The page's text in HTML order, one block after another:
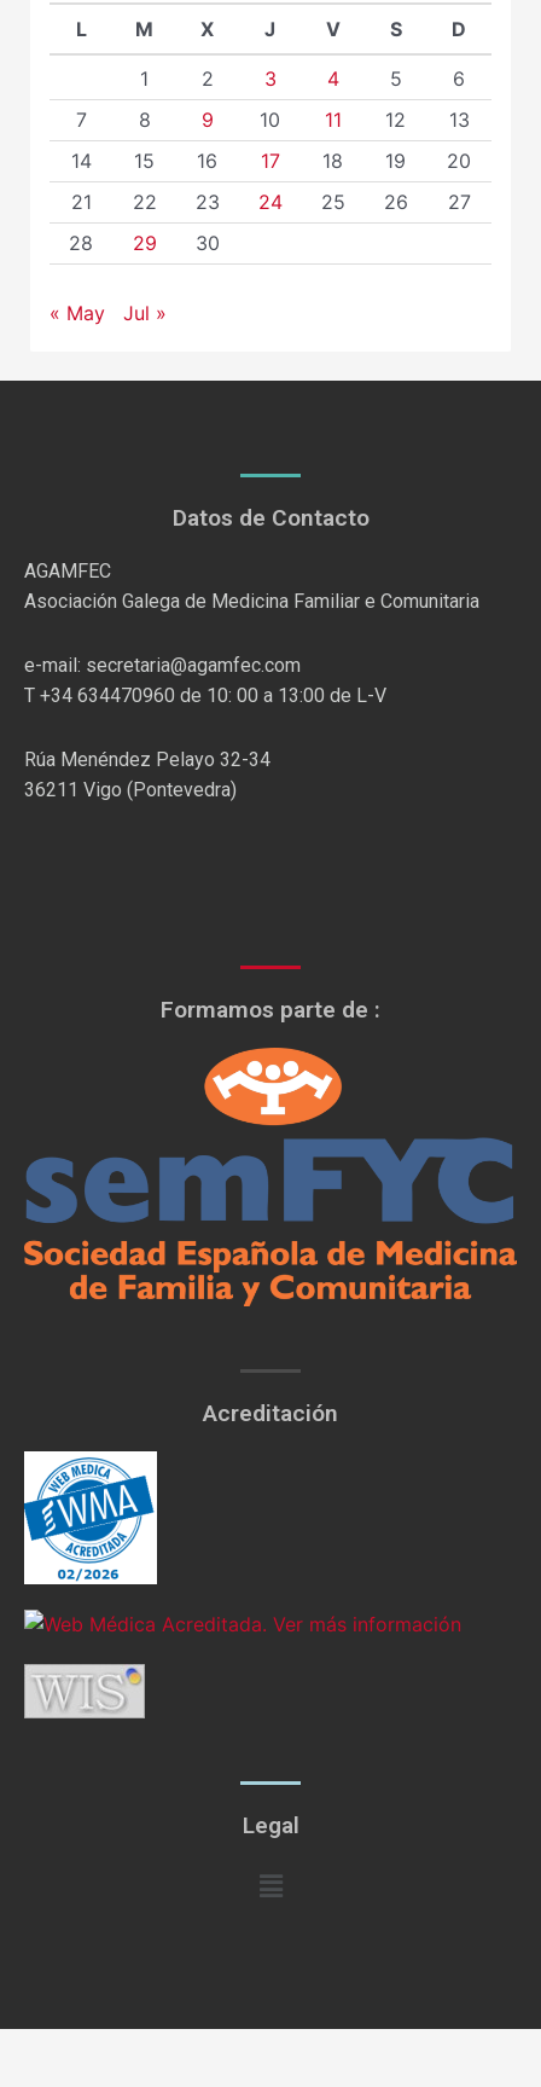
L M X J V S D
1 2 3 4 5
6
7
8 9 10 11 12
13
14
15 16 17 18 19
20
21
22 23 24 25 26
27
28
29 30
« May Jul »
Datos de Contacto
AGAMFEC
Asociación Galega de Medicina Familiar e Comunitaria
e-mail: secretaria@agamfec.com
T +34 634470960 de 10: 00 a 13:00 de L-V
Rúa Menéndez Pelayo 32-34
36211 Vigo (Pontevedra)
Formamos parte de :
Acreditación
Legal
Menú